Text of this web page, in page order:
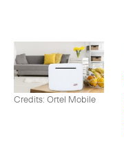
Credits: Ortel Mobile